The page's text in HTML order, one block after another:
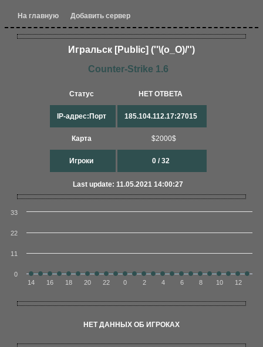
На главную Добавить сервер
Игральск [Public] (''\(o_O)/'')
Counter-Strike 1.6
Статус
IP-адрес:Порт
Карта
Игроки
НЕТ ОТВЕТА
185.104.112.17:27015
$2000$
0 / 32
Last update: 11.05.2021 14:00:27
14 16 18 20 22 0 2 4 6 8 10 12
0
11
22
33
НЕТ ДАННЫХ ОБ ИГРОКАХ